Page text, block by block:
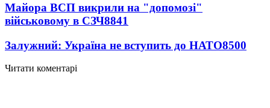
Майора ВСП викрили на "допомозі"
військовому в СЗЧ8841
Залужний: Україна не вступить до НАТО8500
Читати коментарі